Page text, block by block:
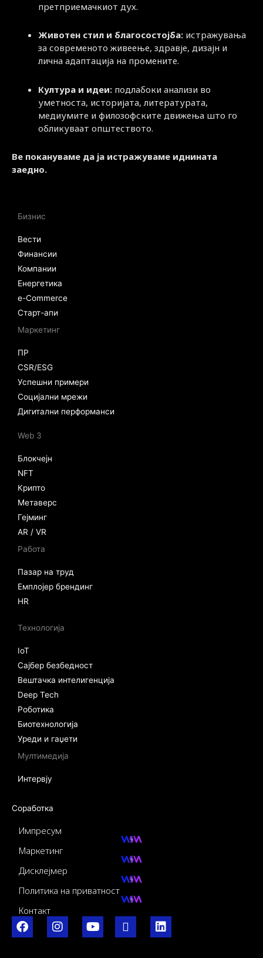
претприемачкиот дух.
Животен стил и благосостојба: истражувања
за современото живеење, здравје, дизајн и
лична адаптација на промените.
Култура и идеи: подлабоки анализи во
уметноста, историјата, литературата,
медиумите и филозофските движења што го
обликуваат општеството.
Ве покануваме да ја истражуваме иднината
заедно.
Бизнис
Вести
Финансии
Компании
Енергетика
e-Commerce
Старт-апи
Маркетинг
ПР
CSR/ESG
Успешни примери
Социјални мрежи
Дигитални перформанси
Web 3
Блокчејн
NFT
Крипто
Метаверс
Гејминг
AR / VR
Работа
Пазар на труд
Емплојер брендинг
HR
Технологија
IoT
Сајбер безбедност
Вештачка интелигенција
Deep Tech
Роботика
Биотехнологија
Уреди и гаџети
Мултимедија
Интервју
Соработка
Импресум
Маркетинг
Дисклејмер
Политика на приватност
Контакт
F
a
I
n
Y
o
I
c
L
i